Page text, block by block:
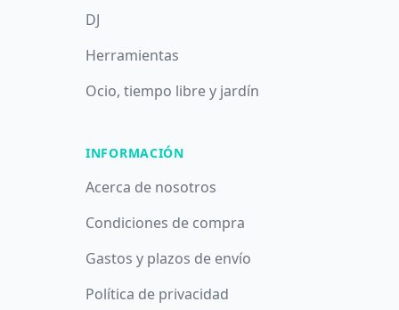
DJ
Herramientas
Ocio, tiempo libre y jardín
INFORMACIÓN
Acerca de nosotros
Condiciones de compra
Gastos y plazos de envío
Política de privacidad